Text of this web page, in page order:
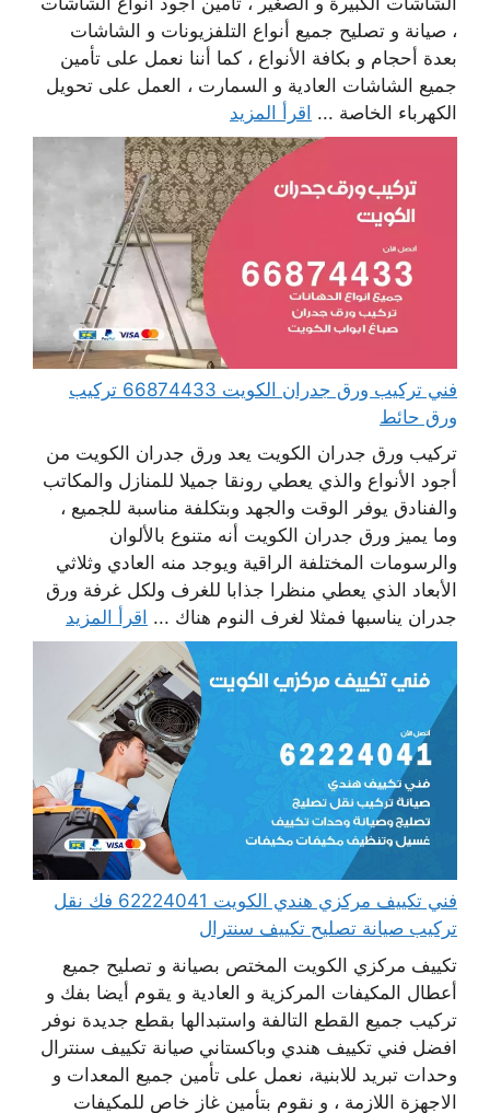
، صيانة و تصليح جميع أنواع التلفزيونات و الشاشات
بعدة أحجام و بكافة الأنواع ، كما أننا نعمل على تأمين
جميع الشاشات العادية و السمارت ، العمل على تحويل
الكهرباء الخاصة ... اقرأ المزيد
فني تركيب ورق جدران الكويت 66874433 تركيب
ورق حائط
تركيب ورق جدران الكويت يعد ورق جدران الكويت من
أجود الأنواع والذي يعطي رونقا جميلا للمنازل والمكاتب
والفنادق يوفر الوقت والجهد وبتكلفة مناسبة للجميع ،
وما يميز ورق جدران الكويت أنه متنوع بالألوان
والرسومات المختلفة الراقية ويوجد منه العادي وثلاثي
الأبعاد الذي يعطي منظرا جذابا للغرف ولكل غرفة ورق
جدران يناسبها فمثلا لغرف النوم هناك ... اقرأ المزيد
فني تكييف مركزي هندي الكويت 62224041 فك نقل
تركيب صيانة تصليح تكييف سنترال
تكييف مركزي الكويت المختص بصيانة و تصليح جميع
أعطال المكيفات المركزية و العادية و يقوم أيضا بفك و
تركيب جميع القطع التالفة واستبدالها بقطع جديدة نوفر
افضل فني تكييف هندي وباكستاني صيانة تكييف سنترال
وحدات تبريد للابنية، نعمل على تأمين جميع المعدات و
الاجهزة اللازمة ، و نقوم بتأمين غاز خاص للمكيفات